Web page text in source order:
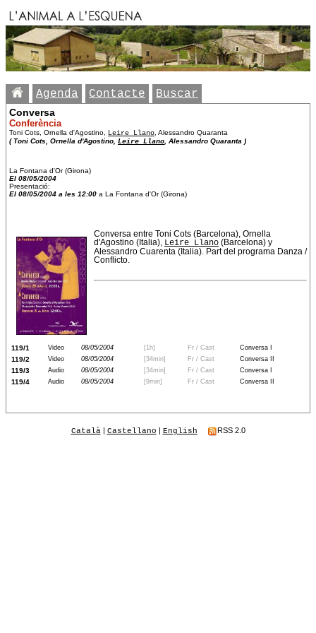
Agenda Contacte Buscar
Conversa
Conferència
Toni Cots, Ornella d'Agostino, Leire Llano, Alessandro Quaranta
( Toni Cots, Ornella d'Agostino, Leire Llano, Alessandro Quaranta )
La Fontana d'Or (Girona)
El 08/05/2004
Presentació:
El 08/05/2004 a les 12:00 a La Fontana d'Or (Girona)
Conversa entre Toni Cots (Barcelona), Ornella
d'Agostino (Italia),
Leire Llano (Barcelona) y
Alessandro Cuarenta (Italia). Part del programa Danza /
Conflicto.
119/1 Video 08/05/2004 [1h] Fr / Cast Conversa I
119/2 Video 08/05/2004 [34min] Fr / Cast Conversa II
119/3 Audio 08/05/2004 [34min] Fr / Cast Conversa I
119/4 Audio 08/05/2004 [9min] Fr / Cast Conversa II
Català | Castellano | English RSS 2.0